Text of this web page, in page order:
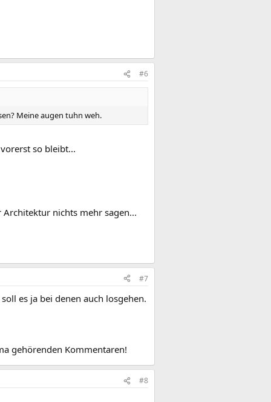
#6
Meine augen tuhn weh.
so bleibt...
nichts mehr sagen...
#7
es ja bei denen auch losgehen.
gehörenden Kommentaren!
#8